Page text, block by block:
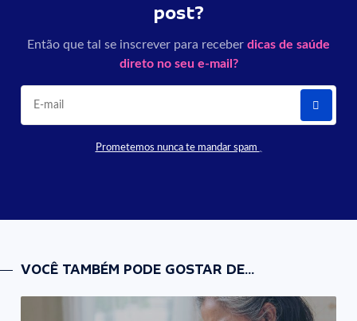
post?
Então que tal se inscrever para receber dicas de saúde
direto no seu e-mail?
Prometemos nunca te mandar spam
VOCÊ TAMBÉM PODE GOSTAR DE...